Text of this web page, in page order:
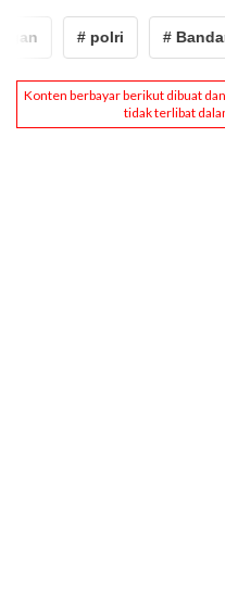
# polri # Bandar